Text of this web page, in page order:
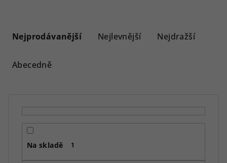
Nejprodávanější Nejlevnější Nejdražší
Abecedně
Na skladě 1